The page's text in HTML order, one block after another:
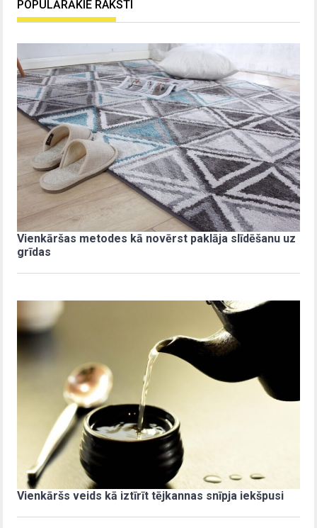
POPULĀRĀKIE RAKSTI
Vienkāršas metodes kā novērst paklāja slīdēšanu uz
grīdas
Vienkāršs veids kā iztīrīt tējkannas snīpja iekšpusi